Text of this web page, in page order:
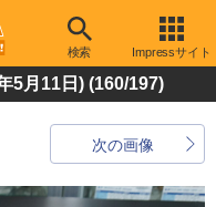
検索 Impressサイト
5月11日) (160/197)
次の画像